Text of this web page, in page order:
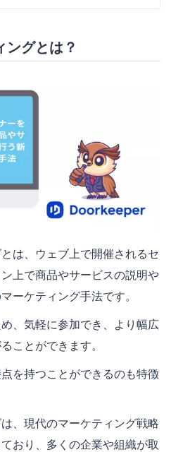
ングとは？
は、ウェブ上で開催されるセ
上で商品やサービスの説明や
ーケティング手法です。
、気軽に参加でき、より幅広
ことができます。
を持つことができるのも特徴
、現代のマーケティング戦略
おり、多くの企業や組織が取